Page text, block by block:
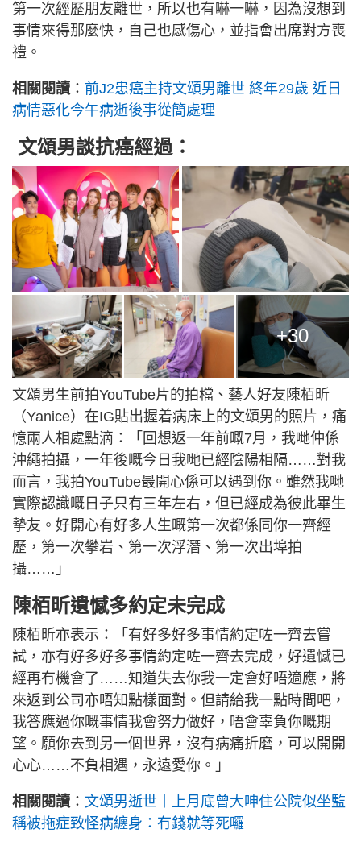
第一次經歷朋友離世，所以也有嚇一嚇，因為沒想到
事情來得那麼快，自己也感傷心，並指會出席對方喪
禮。
相關閱讀 ： 前J2患癌主持文頌男離世 終年29歲 近日
病情惡化今午病逝後事從簡處理
文頌男談抗癌經過：
+30
文頌男生前拍YouTube片的拍檔、藝人好友陳栢昕
（Yanice）在IG貼出握着病床上的文頌男的照片，痛
憶兩人相處點滴：「回想返一年前嘅7月，我哋仲係
沖繩拍攝，一年後嘅今日我哋已經陰陽相隔……對我
而言，我拍YouTube最開心係可以遇到你。雖然我哋
實際認識嘅日子只有三年左右，但已經成為彼此畢生
摯友。好開心有好多人生嘅第一次都係同你一齊經
歷，第一次攀岩、第一次浮潛、第一次出埠拍
攝……」
陳栢昕遺憾多約定未完成
陳栢昕亦表示：「有好多好多事情約定咗一齊去嘗
試，亦有好多好多事情約定咗一齊去完成，好遺憾已
經再冇機會了……知道失去你我一定會好唔適應，將
來返到公司亦唔知點樣面對。但請給我一點時間吧，
我答應過你嘅事情我會努力做好，唔會辜負你嘅期
望。願你去到另一個世界，沒有病痛折磨，可以開開
心心……不負相遇，永遠愛你。」
相關閱讀 ： 文頌男逝世丨上月底曾大呻住公院似坐監
稱被拖症致怪病纏身：冇錢就等死囉